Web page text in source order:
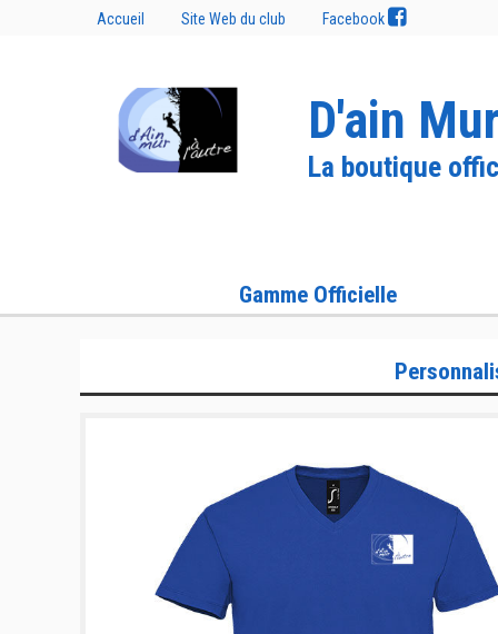
Accueil Site Web du club Facebook
D'ain
La boutique
Gamme Officielle